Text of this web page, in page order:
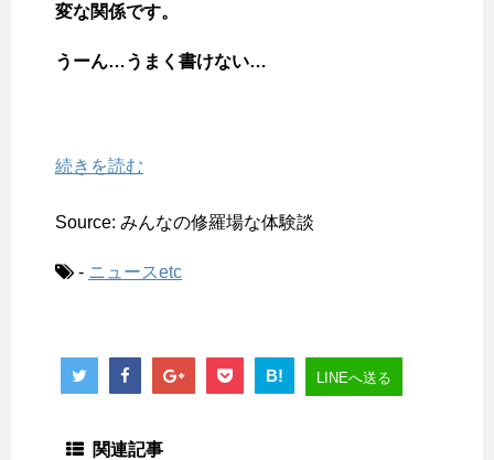
変な関係です。
うーん…うまく書けない…
続きを読む
Source: みんなの修羅場な体験談
- ニュースetc
B! LINEへ送る
関連記事